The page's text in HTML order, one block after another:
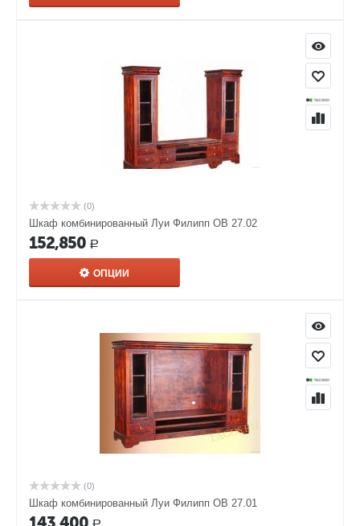
(0)
Шкаф комбинированный Луи Филипп ОВ 27.02
152,850 Р
ОПЦИИ
(0)
Шкаф комбинированный Луи Филипп ОВ 27.01
Р